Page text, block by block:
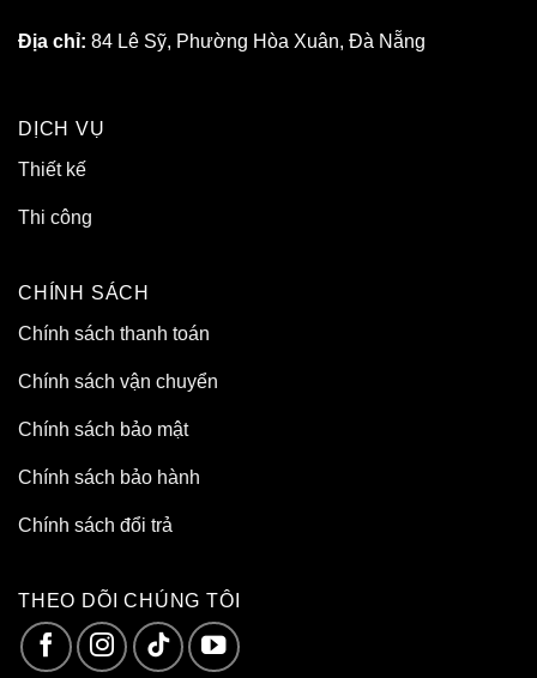
Địa chỉ: 84 Lê Sỹ, Phường Hòa Xuân, Đà Nẵng
DỊCH VỤ
Thiết kế
Thi công
CHÍNH SÁCH
Chính sách thanh toán
Chính sách vận chuyển
Chính sách bảo mật
Chính sách bảo hành
Chính sách đổi trả
THEO DÕI CHÚNG TÔI